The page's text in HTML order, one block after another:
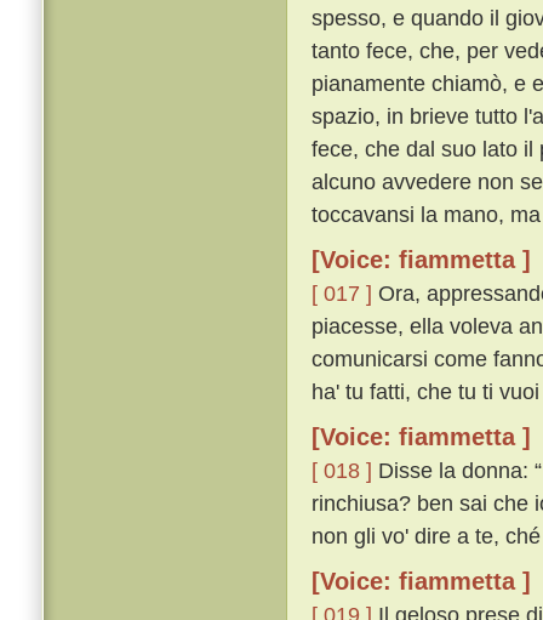
spesso, e quando il
tanto fece, che, per
pianamente chiamò, e
spazio, in brieve tutto
fece, che dal suo lato il
alcuno avvedere non
toccavansi la mano,
[Voice: fiammetta ]
[ 017 ] Ora,
piacesse, ella voleva
comunicarsi come
ha' tu fatti, che tu ti
[Voice: fiammetta ]
[ 018 ] Disse la donna:
rinchiusa? ben sai che
non gli vo' dire a te,
[Voice: fiammetta ]
[ 019 ] Il geloso prese